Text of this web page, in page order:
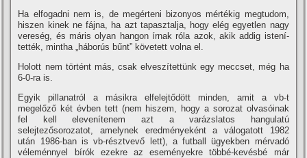
Ha elfogadni nem is, de megérteni bizonyos mértékig megtudom,
hiszen kinek ne fájna, ha azt tapasztalja, hogy elég egyetlen nagy
vereség, és máris olyan hangon í­rnak róla azok, akik addig istení­
tették, mintha „háborús bűnt” követett volna el.
Holott nem történt más, csak elveszí­tettünk egy meccset, még ha
6-0-ra is.
Egyik pillanatról a másikra elfelejtődött minden, amit a vb-t
megelőző két évben tett (nem hiszem, hogy a sorozat olvasóinak
fel kell elevení­tenem azt a varázslatos hangulatú
selejtezősorozatot, amelynek eredményeként a válogatott 1982
után 1986-ban is vb-résztvevő lett), a futball ügyekben mérvadó
véleménnyel bí­rók ezekre az eseményekre többé-kevésbé már